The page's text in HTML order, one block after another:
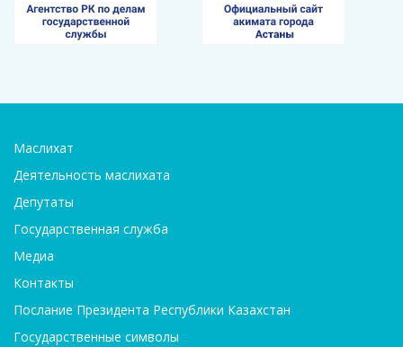
Маслихат
Деятельность маслихата
Депутаты
Государственная служба
Медиа
Контакты
Послание Президента Республики Казахстан
Государственные символы